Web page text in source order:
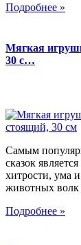
Подробнее »
Мягкая
30 с…
Самым
сказок
хитрости, ума
животных волк
Подробнее »